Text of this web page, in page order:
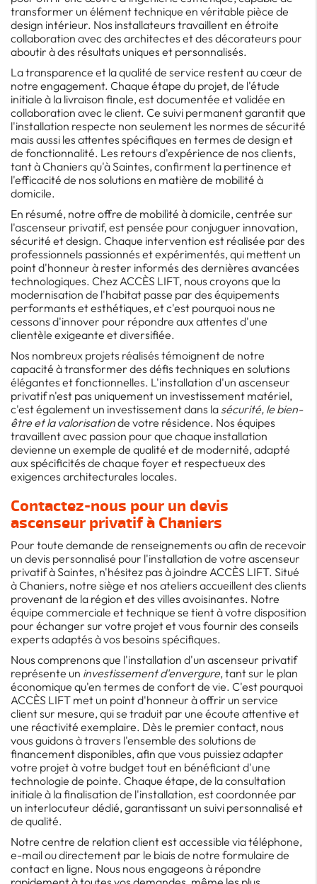
transformer un élément technique en véritable pièce de
design intérieur. Nos installateurs travaillent en étroite
collaboration avec des architectes et des décorateurs pour
aboutir à des résultats uniques et personnalisés.
La transparence et la qualité de service restent au cœur de
notre engagement. Chaque étape du projet, de l'étude
initiale à la livraison finale, est documentée et validée en
collaboration avec le client. Ce suivi permanent garantit que
l'installation respecte non seulement les normes de sécurité
mais aussi les attentes spécifiques en termes de design et
de fonctionnalité. Les retours d'expérience de nos clients,
tant à Chaniers qu'à Saintes, confirment la pertinence et
l'efficacité de nos solutions en matière de mobilité à
domicile.
En résumé, notre offre de mobilité à domicile, centrée sur
l'ascenseur privatif, est pensée pour conjuguer innovation,
sécurité et design. Chaque intervention est réalisée par des
professionnels passionnés et expérimentés, qui mettent un
point d'honneur à rester informés des dernières avancées
technologiques. Chez ACCÈS LIFT, nous croyons que la
modernisation de l'habitat passe par des équipements
performants et esthétiques, et c'est pourquoi nous ne
cessons d'innover pour répondre aux attentes d'une
clientèle exigeante et diversifiée.
Nos nombreux projets réalisés témoignent de notre
capacité à transformer des défis techniques en solutions
élégantes et fonctionnelles. L'installation d'un ascenseur
privatif n'est pas uniquement un investissement matériel,
c'est également un investissement dans la sécurité, le bien-
être et la valorisationde votre résidence. Nos équipes
travaillent avec passion pour que chaque installation
devienne un exemple de qualité et de modernité, adapté
aux spécificités de chaque foyer et respectueux des
exigences architecturales locales.
Contactez-nous pour un devis
ascenseur privatif à Chaniers
Pour toute demande de renseignements ou afin de recevoir
un devis personnalisé pour l'installation de votre ascenseur
privatif à Saintes, n'hésitez pas à joindre ACCÈS LIFT. Situé
à Chaniers, notre siège et nos ateliers accueillent des clients
provenant de la région et des villes avoisinantes. Notre
équipe commerciale et technique se tient à votre disposition
pour échanger sur votre projet et vous fournir des conseils
experts adaptés à vos besoins spécifiques.
Nous comprenons que l'installation d'un ascenseur privatif
représente un investissement d'envergure, tant sur le plan
économique qu'en termes de confort de vie. C'est pourquoi
ACCÈS LIFT met un point d'honneur à offrir un service
client sur mesure, qui se traduit par une écoute attentive et
une réactivité exemplaire. Dès le premier contact, nous
vous guidons à travers l'ensemble des solutions de
financement disponibles, afin que vous puissiez adapter
votre projet à votre budget tout en bénéficiant d'une
technologie de pointe. Chaque étape, de la consultation
initiale à la finalisation de l'installation, est coordonnée par
un interlocuteur dédié, garantissant un suivi personnalisé et
de qualité.
Notre centre de relation client est accessible via téléphone,
e-mail ou directement par le biais de notre formulaire de
contact en ligne. Nous nous engageons à répondre